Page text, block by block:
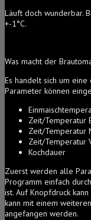
Läuft doch wunderbar.
+-1°C.
Was macht der
Es handelt sich um
Parameter können
Zeit/Temperatur
Zeit/Temperatur
Zeit/Temperatur
Kochdauer
Zuerst werden alle
Programm einfach
ist. Auf Knopfdruck
kann mit einem
angefangen werden.